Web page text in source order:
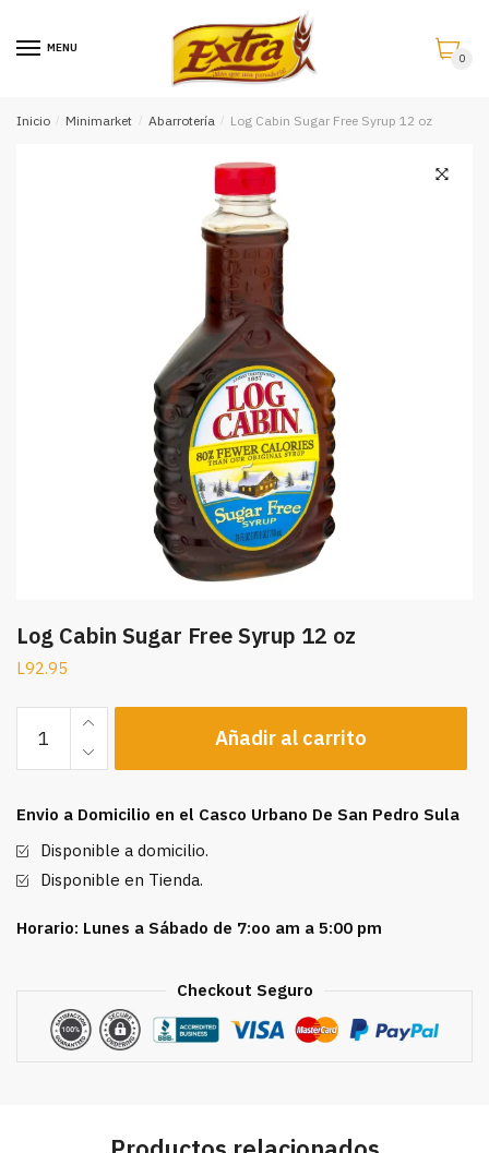
MENU
0
Inicio / Minimarket / Abarrotería / Log Cabin Sugar Free Syrup 12 oz
Log Cabin Sugar Free Syrup 12 oz
L92.95
Cabin
Sugar
Syrup
12
oz
Añadir al carrito
Envio a Domicilio en el Casco Urbano De San Pedro Sula
Disponible a domicilio.
Disponible en Tienda.
Horario: Lunes a Sábado de 7:oo am a 5:00 pm
Checkout Seguro